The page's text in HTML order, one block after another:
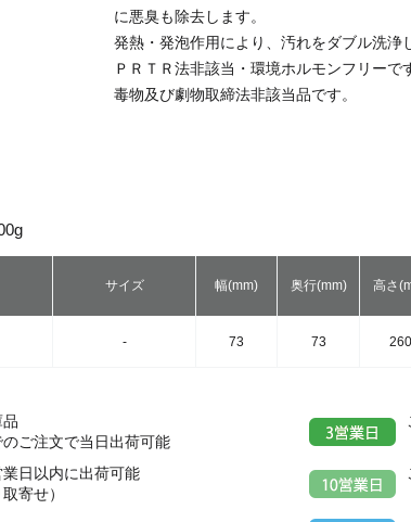
に悪臭も除去します。
発熱・発泡作用により、汚れをダブル洗浄
ＰＲＴＲ法非該当・環境ホルモンフリーで
毒物及び劇物取締法非該当品です。
サイズ 幅(mm) 奥行(mm) 高さ
- 73 73 260
品
ご注文で当日出荷可能
日以内に出荷可能
寄せ）